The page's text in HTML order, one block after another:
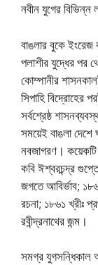
নবীন যুগের
বাঙলার বুকে ইংরেজ
পলাশীর যুদ্ধের পর
কোম্পানীর
সিপাহি বিদ্রোহের
সর্বশ্রেষ্ঠ
সময়েই বাঙলা দেশে
নবজাগরণ।
কবি ঈশ্বরচন্দ্র
জগতে আবির্ভাব;
রচনা; ১৮৬১ খ্রীঃ
রবীন্দ্রনাথের জন্ম।
সমগ্র যুগসন্ধিকাল